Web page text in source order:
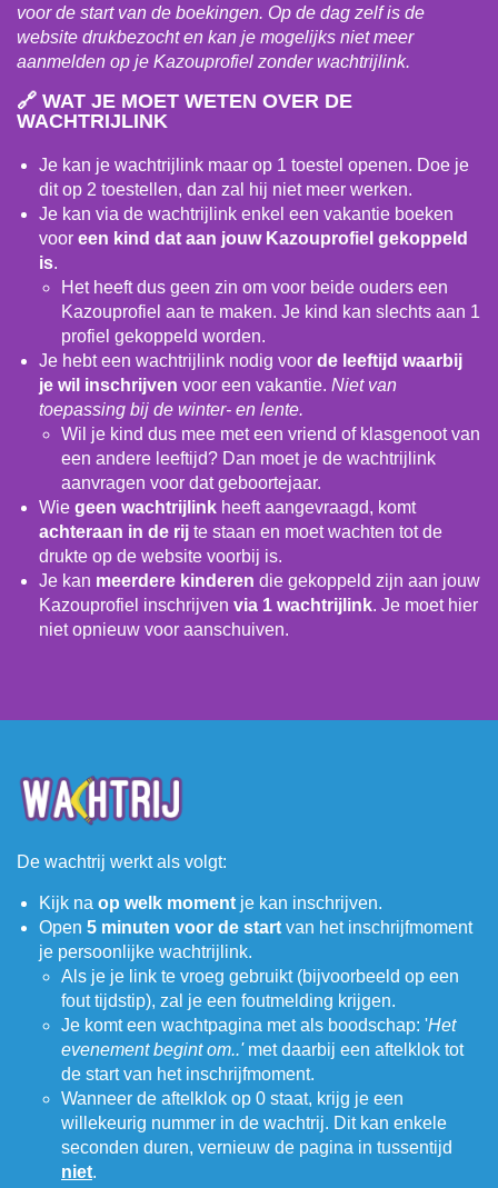
voor de start van de boekingen. Op de dag zelf is de
website drukbezocht en kan je mogelijks niet meer
aanmelden op je Kazouprofiel zonder wachtrijlink.
🔗 WAT JE MOET WETEN OVER DE
WACHTRIJLINK
Je kan je wachtrijlink maar op 1 toestel openen. Doe je
dit op 2 toestellen, dan zal hij niet meer werken.
Je kan via de wachtrijlink enkel een vakantie boeken
voor een kind dat aan jouw Kazouprofiel gekoppeld
is.
Het heeft dus geen zin om voor beide ouders een
Kazouprofiel aan te maken. Je kind kan slechts aan 1
profiel gekoppeld worden.
Je hebt een wachtrijlink nodig voor de leeftijd waarbij
je wil inschrijven voor een vakantie. Niet van
toepassing bij de winter- en lente.
Wil je kind dus mee met een vriend of klasgenoot van
een andere leeftijd? Dan moet je de wachtrijlink
aanvragen voor dat geboortejaar.
Wie geen wachtrijlink heeft aangevraagd, komt
achteraan in de rij te staan en moet wachten tot de
drukte op de website voorbij is.
Je kan meerdere kinderen die gekoppeld zijn aan jouw
Kazouprofiel inschrijven via 1 wachtrijlink. Je moet hier
niet opnieuw voor aanschuiven.
De wachtrij werkt als volgt:
Kijk na op welk moment je kan inschrijven.
Open 5 minuten voor de start van het inschrijfmoment
je persoonlijke wachtrijlink.
Als je je link te vroeg gebruikt (bijvoorbeeld op een
fout tijdstip), zal je een foutmelding krijgen.
Je komt een wachtpagina met als boodschap: 'Het
evenement begint om..' met daarbij een aftelklok tot
de start van het inschrijfmoment.
Wanneer de aftelklok op 0 staat, krijg je een
willekeurig nummer in de wachtrij. Dit kan enkele
seconden duren, vernieuw de pagina in tussentijd
niet.